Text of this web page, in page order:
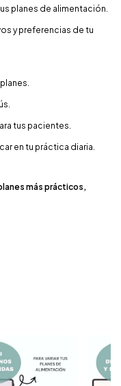
planes de alimentación.
y preferencias de tu
tus pacientes.
en tu práctica diaria.
más prácticos,